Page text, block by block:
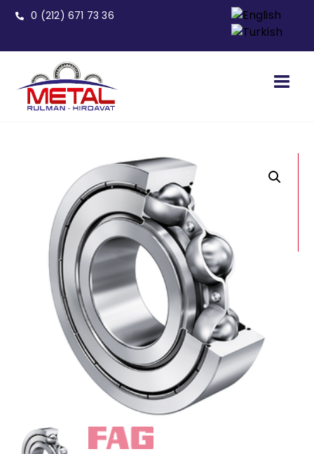
0 (212) 671 73 36